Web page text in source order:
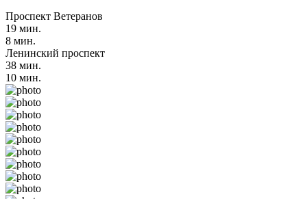
Проспект Ветеранов
19 мин.
8 мин.
Ленинский проспект
38 мин.
10 мин.